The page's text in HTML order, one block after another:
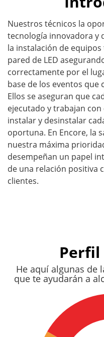
Nuestros técnicos la
tecnología innovadora y
la instalación de
pared de LED
correctamente por el
base de los eventos que
Ellos se aseguran que
ejecutado y trabajan
instalar y desinstalar
oportuna. En Encore, la
nuestra máxima
desempeñan un papel
de una relación positiva
clientes.
Perfil
He aquí algunas de
que te ayudarán a